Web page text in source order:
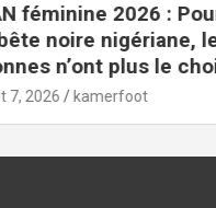
U23 Maroc 2027 :
6, 2026 kamerfoot